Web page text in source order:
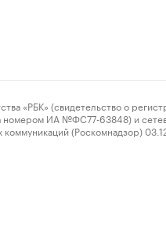
(свидетельство о
ИА №ФС77-63848) и
(Роскомнадзор)